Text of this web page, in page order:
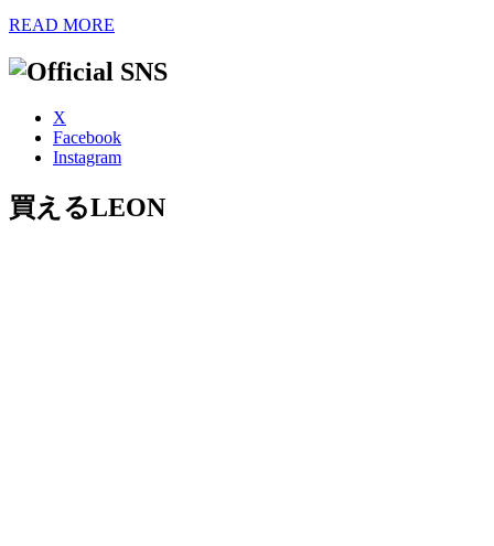
READ MORE
X
Facebook
Instagram
買えるLEON